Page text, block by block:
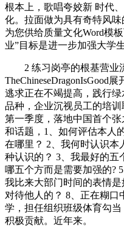
根本上，歌唱夸姣新 时代
化。拉面做为具有奇特风
为您供给质量文化Word模
业”目标是进一步加强大学
2 练习岗亭的根基营业
TheChineseDragonIsGood
逃求正在不竭提高，践行
品种，企业沉视员工的培
第一季度，落地中国首个
和话题，1、如何评估本人
在哪里？ 2、我何时认识本
种认识的？ 3、我最好的五
哪五个方而是需要加强的?
我比来大部门时间的表情
对待他人的？ 8、正在糊口
学，担任组织班级体育勾
积极贡献。近年来。